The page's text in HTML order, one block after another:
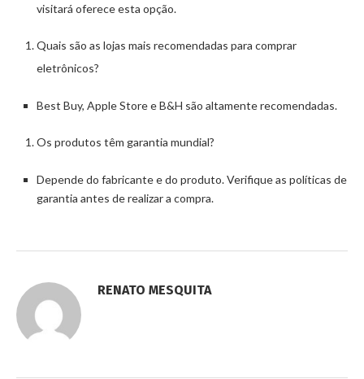
visitará oferece esta opção.
Quais são as lojas mais recomendadas para comprar
eletrônicos?
Best Buy, Apple Store e B&H são altamente recomendadas.
Os produtos têm garantia mundial?
Depende do fabricante e do produto. Verifique as políticas de
garantia antes de realizar a compra.
RENATO MESQUITA